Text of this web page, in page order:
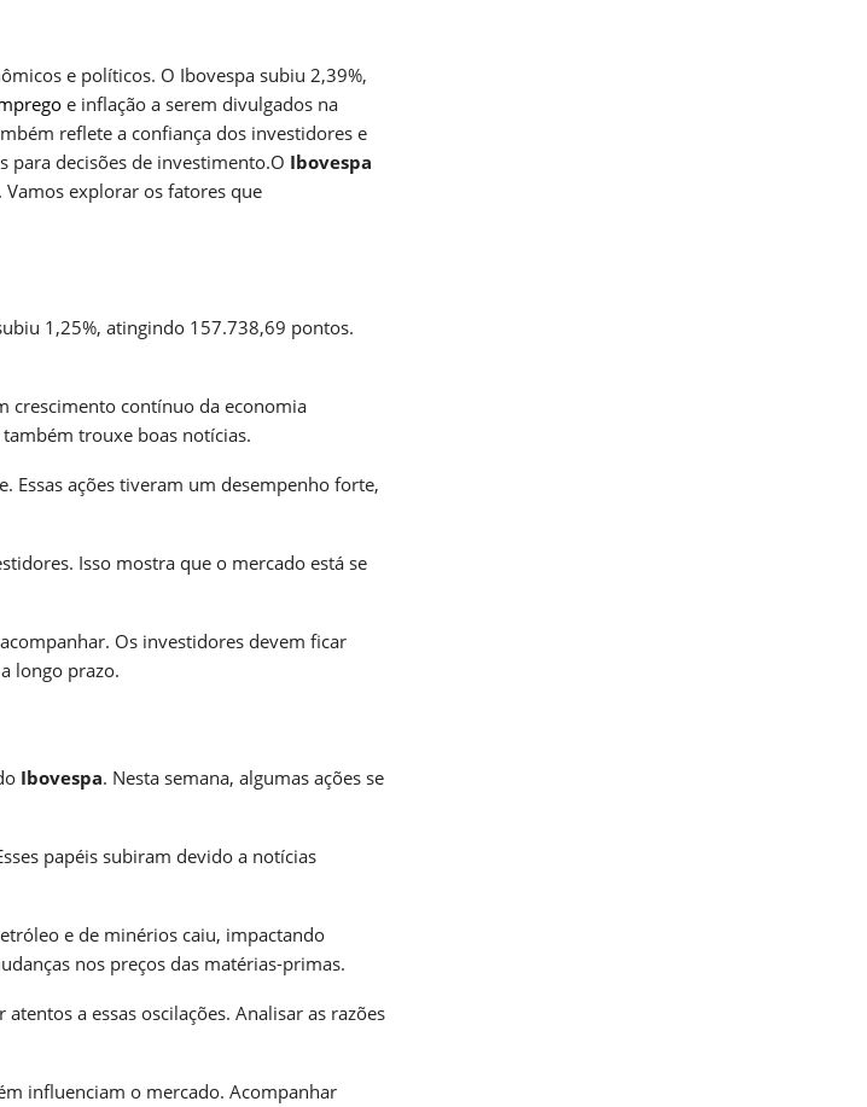
e políticos. O Ibovespa subiu 2,39%,
e inflação a serem divulgados na
reflete a confiança dos investidores e
para decisões de investimento.O Ibovespa
explorar os fatores que
1,25%, atingindo 157.738,69 pontos.
crescimento contínuo da economia
trouxe boas notícias.
Essas ações tiveram um desempenho forte,
Isso mostra que o mercado está se
Os investidores devem ficar
longo prazo.
Ibovespa. Nesta semana, algumas ações se
papéis subiram devido a notícias
e de minérios caiu, impactando
nos preços das matérias-primas.
a essas oscilações. Analisar as razões
influenciam o mercado. Acompanhar